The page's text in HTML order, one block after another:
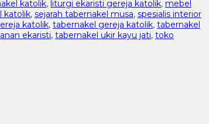
katolik, liturgi ekaristi gereja katolik, mebel
katolik, sejarah tabernakel musa, spesialis interior
katolik, tabernakel gereja katolik, tabernakel
ekaristi, tabernakel ukir kayu jati, toko